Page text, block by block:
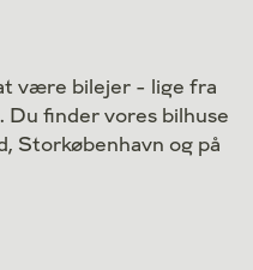
være bilejer - lige fra
Du finder vores bilhuse
Storkøbenhavn og på